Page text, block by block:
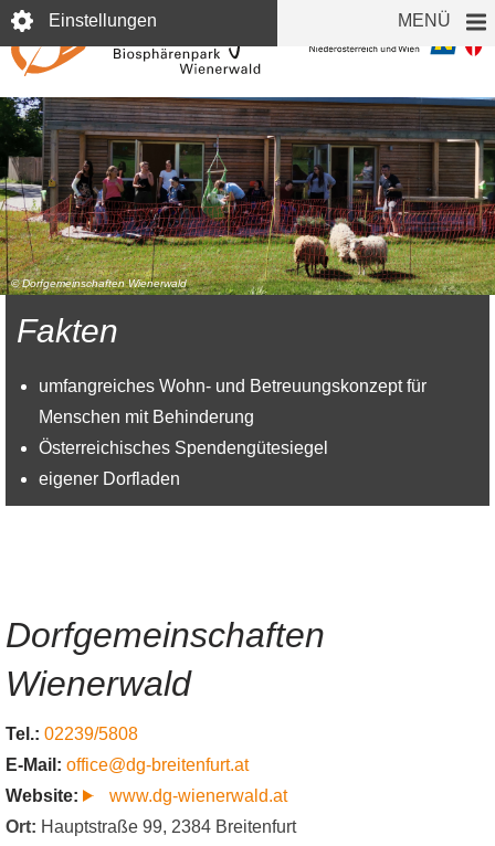
Direkt
zum
Inhalt
Einstellungen MENÜ
© Dorfgemeinschaften Wienerwald
Fakten
umfangreiches Wohn- und Betreuungskonzept für
Menschen mit Behinderung
Österreichisches Spendengütesiegel
eigener Dorfladen
Dorfgemeinschaften
Wienerwald
Tel.: 02239/5808
E-Mail: office@dg-breitenfurt.at
Website:
www.dg-wienerwald.at
Ort: Hauptstraße 99, 2384 Breitenfurt